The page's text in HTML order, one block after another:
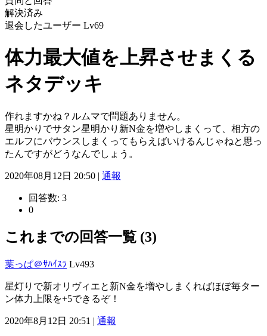
解決済み
退会したユーザー Lv69
体力最大値を上昇させまくる
ネタデッキ
作れますかね？ルムマで問題ありません。
星明かりでサタン星明かり新N金を増やしまくって、相方の
エルフにバウンスしまくってもらえばいけるんじゃねと思っ
たんですがどうなんでしょう。
2020年08月12日 20:50 | 通報
回答数: 3
0
これまでの回答一覧 (3)
葉っぱ＠ｻﾊｲｽﾗ Lv493
星灯りで新オリヴィエと新N金を増やしまくればほぼ毎ター
ン体力上限を+5できるぞ！
2020年8月12日 20:51 | 通報